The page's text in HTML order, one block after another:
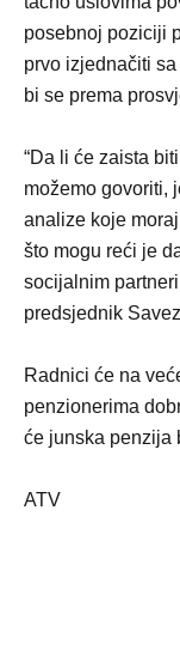
posebnoj poziciji
prvo izjednačiti
bi se prema
“Da li će zaista
možemo govoriti,
analize koje
što mogu reći je
socijalnim
predsjednik
Radnici će na
penzionerima
će junska penzija
ATV